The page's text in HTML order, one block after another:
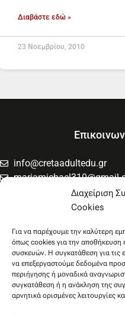
Διαχείριση
Cookies
Για να παρέχουμε την καλύτερη
όπως cookies για την αποθήκευση
συσκευών. Η συγκατάθεση για τις
να επεξεργαστούμε δεδομένα
περιήγησης ή μοναδικά
συγκατάθεση ή η ανάκληση της
αρνητικά ορισμένες λειτουργίες
Διαβάστε εδώ »
23 Νοεμβρίου, 2010
info@cretaadultedu.gr